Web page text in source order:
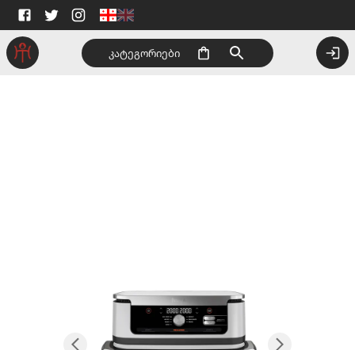
კატეგორიები